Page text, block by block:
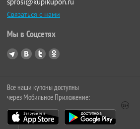
Связаться с нами
Мы в Соцсетях
Все наши купоны доступны
через Мобильное Приложение: